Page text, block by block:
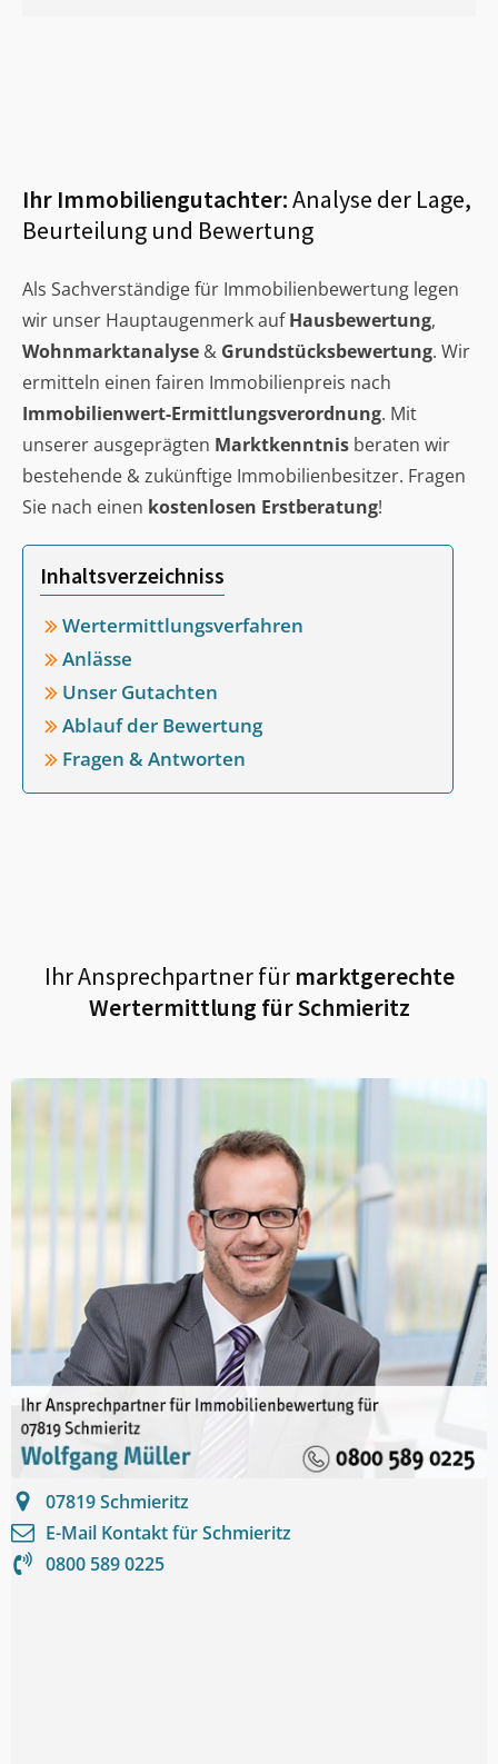
Ihr Immobiliengutachter:Analyse der Lage,
Beurteilung und Bewertung
Als Sachverständige für Immobilienbewertung legen
wir unser Hauptaugenmerk aufHausbewertung,
Wohnmarktanalyse & Grundstücksbewertung. Wir
ermitteln einen fairen Immobilienpreis nach
Immobilienwert-Ermittlungsverordnung. Mit
unserer ausgeprägten Marktkenntnis beraten wir
bestehende & zukünftige Immobilienbesitzer. Fragen
Sie nach einen kostenlosen Erstberatung!
Inhaltsverzeichniss
Wertermittlungsverfahren
Anlässe
Unser Gutachten
Ablauf der Bewertung
Fragen & Antworten
Ihr Ansprechpartner fürmarktgerechte
Wertermittlung fürSchmieritz
07819Schmieritz
E-Mail Kontakt fürSchmieritz
0800 589 0225